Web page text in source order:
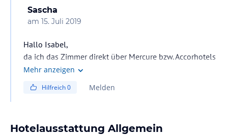
Sascha
am 15. Juli 2019
Hallo Isabel,
da ich das Zimmer direkt über Mercure bzw. Accorhotels
gebucht habe, war das Frühstück im Preis mit drin.
das Frühstück vor Ort bezahlt wird. Es könnte aber auf
Mehr anzeigen
Hilfreich0 Melden
Hotelausstattung Allgemein